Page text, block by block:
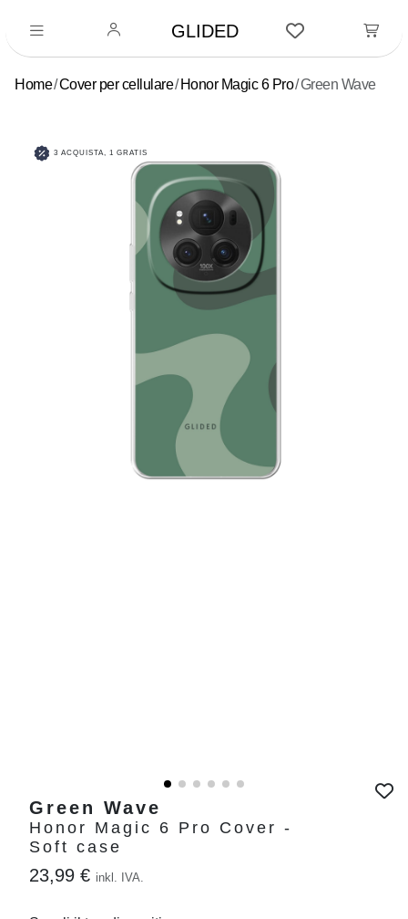
GLIDED
Home Cover per cellulare Honor Magic 6 Pro Green Wave
3 ACQUISTA, 1 GRATIS
Green Wave
Honor Magic 6 Pro Cover -
Soft case
23,99 € inkl. IVA.